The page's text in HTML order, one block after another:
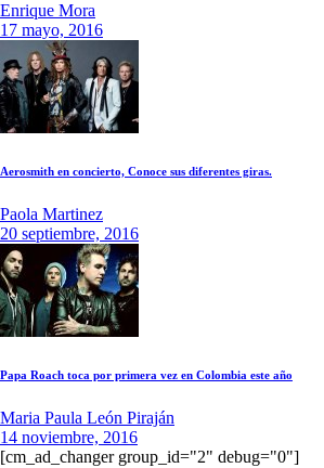
Enrique Mora
17 mayo, 2016
Aerosmith en concierto, Conoce sus diferentes giras.
Paola Martinez
20 septiembre, 2016
Papa Roach toca por primera vez en Colombia este año
Maria Paula León Piraján
14 noviembre, 2016
[cm_ad_changer group_id="2" debug="0"]